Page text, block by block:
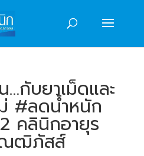
…กับยาเม็ดและ
#ลดน้ำหนัก
คลินิกอายุร
ณฒิภัสส์